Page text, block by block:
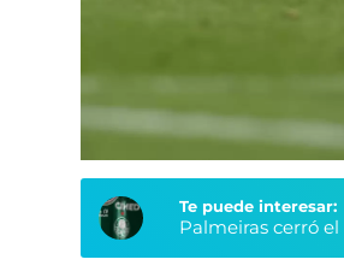
Te puede interesar:
Palmeiras cerró